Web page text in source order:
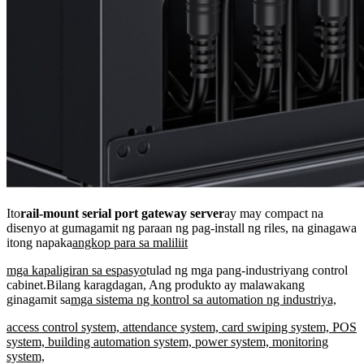
Itorail-mount serial port gateway serveray may compact na
disenyo at gumagamit ng paraan ng pag-install ng riles, na ginagawa
itong napakaangkop para sa maliliit
mga kapaligiran sa espasyotulad ng mga pang-industriyang control
cabinet.Bilang karagdagan, Ang produkto ay malawakang
ginagamit samga sistema ng kontrol sa automation ng industriya,
access control system, attendance system, card swiping system, POS
system, building automation system, power system, monitoring
system,